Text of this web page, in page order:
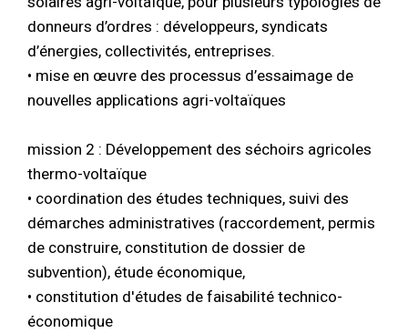
donneurs d’ordres : développeurs, syndicats
d’énergies, collectivités, entreprises.
• mise en œuvre des processus d’essaimage de
nouvelles applications agri-voltaïques
mission 2 : Développement des séchoirs agricoles
thermo-voltaïque
• coordination des études techniques, suivi des
démarches administratives (raccordement, permis
de construire, constitution de dossier de
subvention), étude économique,
• constitution d'études de faisabilité technico-
économique